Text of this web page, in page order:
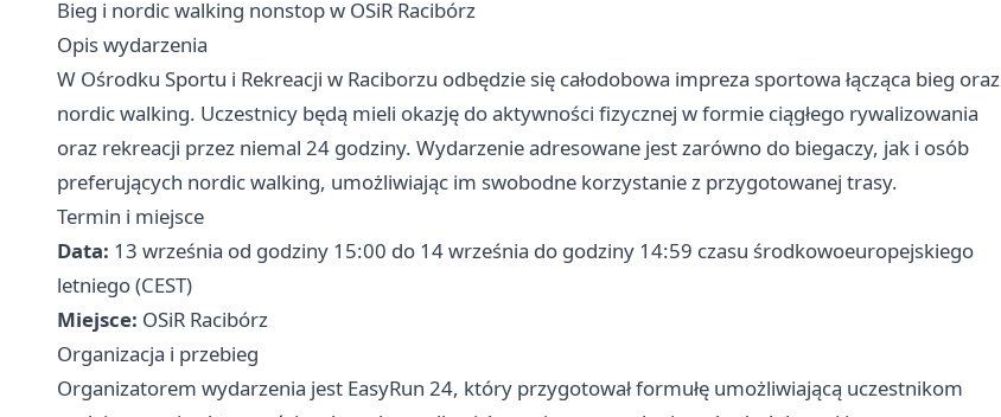
Bieg i nordic walking nonstop w OSiR Racibórz
Opis wydarzenia
W Ośrodku Sportu i Rekreacji w Raciborzu odbędzie się całodobowa impreza sportowa łącząca bieg oraz
nordic walking. Uczestnicy będą mieli okazję do aktywności fizycznej w formie ciągłego rywalizowania
oraz rekreacji przez niemal 24 godziny. Wydarzenie adresowane jest zarówno do biegaczy, jak i osób
preferujących nordic walking, umożliwiając im swobodne korzystanie z przygotowanej trasy.
Termin i miejsce
Data: 13 września od godziny 15:00 do 14 września do godziny 14:59 czasu środkowoeuropejskiego
letniego (CEST)
Miejsce: OSiR Racibórz
Organizacja i przebieg
Organizatorem wydarzenia jest EasyRun 24, który przygotował formułę umożliwiającą uczestnikom